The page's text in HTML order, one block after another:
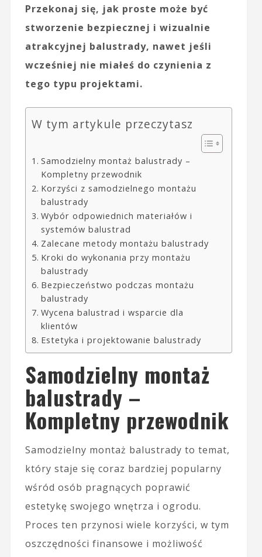
Przekonaj się, jak proste może być
stworzenie bezpiecznej i wizualnie
atrakcyjnej balustrady, nawet jeśli
wcześniej nie miałeś do czynienia z
tego typu projektami.
W tym artykule przeczytasz
Samodzielny montaż balustrady –
Kompletny przewodnik
Korzyści z samodzielnego montażu
balustrady
Wybór odpowiednich materiałów i
systemów balustrad
Zalecane metody montażu balustrady
Kroki do wykonania przy montażu
balustrady
Bezpieczeństwo podczas montażu
balustrady
Wycena balustrad i wsparcie dla
klientów
Estetyka i projektowanie balustrady
Samodzielny montaż
balustrady –
Kompletny przewodnik
Samodzielny montaż balustrady to temat,
który staje się coraz bardziej popularny
wśród osób pragnących poprawić
estetykę swojego wnętrza i ogrodu.
Proces ten przynosi wiele korzyści, w tym
oszczędności finansowe i możliwość